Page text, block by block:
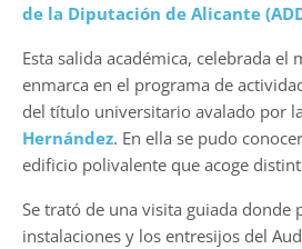
de la Diputación de Alicante
Esta salida académica, celebrada el
enmarca en el programa de
del título universitario avalado por la
Hernández. En ella se pudo
edificio polivalente que acoge
Se trató de una visita guiada donde
instalaciones y los entresijos del